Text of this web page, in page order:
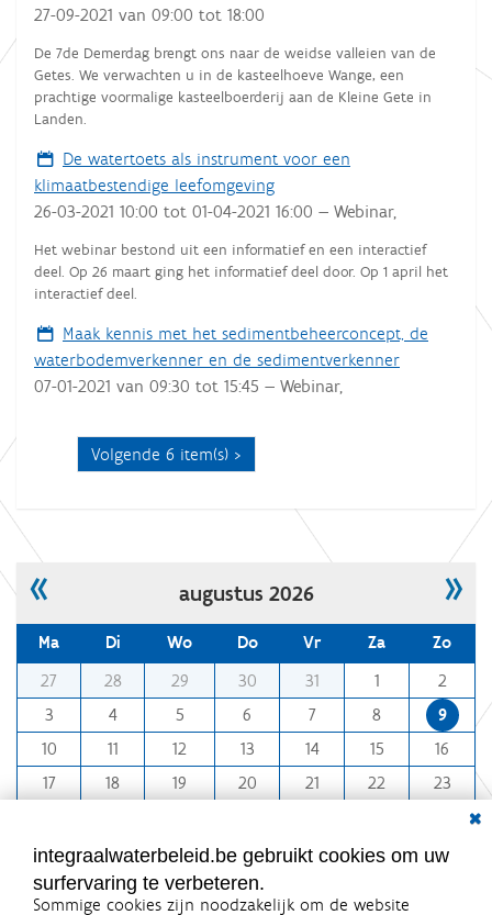
27-09-2021 van 09:00 tot 18:00
De 7de Demerdag brengt ons naar de weidse valleien van de
Getes. We verwachten u in de kasteelhoeve Wange, een
prachtige voormalige kasteelboerderij aan de Kleine Gete in
Landen.
De watertoets als instrument voor een
klimaatbestendige leefomgeving
26-03-2021 10:00 tot 01-04-2021 16:00 — Webinar,
Het webinar bestond uit een informatief en een interactief
deel. Op 26 maart ging het informatief deel door. Op 1 april het
interactief deel.
Maak kennis met het sedimentbeheerconcept, de
waterbodemverkenner en de sedimentverkenner
07-01-2021 van 09:30 tot 15:45 — Webinar,
Volgende 6 item(s)
« augustus 2026 »
o
n
-
Ma Di Wo Do Vr Za
Zo
27
28 29 30 31 1
2
3
4 5 6 7 8
9
10
11 12 13 14 15
16
17
18 19 20 21 22
23
31
1 2 3 4 5 6
integraalwaterbeleid.be gebruikt cookies om uw
surfervaring te verbeteren.
Sommige cookies zijn noodzakelijk om de website